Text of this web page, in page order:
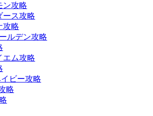
ン攻略
ース攻略
攻略
ルデン攻略
エム攻略
ビー攻略
略